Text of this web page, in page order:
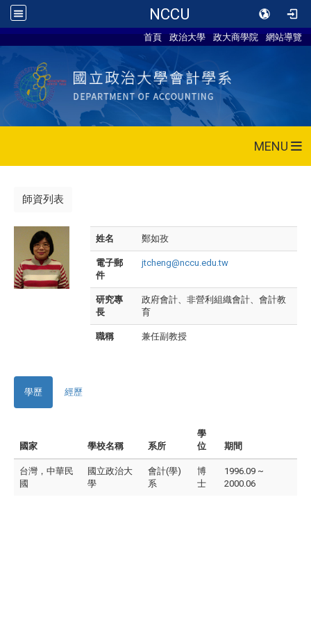
NCCU
首頁 政治大學 政大商學院 網站導覽
MENU
師資列表
姓名 鄭如孜
電子郵
件
jtcheng@nccu.edu.tw
研究專
長
政府會計、非營利組織會計、會計教
育
職稱 兼任副教授
學歷 經歷
國家 學校名稱 系所
學
位
期間
台灣，中華民
國
國立政治大
學
會計(學)
系
博
士
1996.09 ~
2000.06